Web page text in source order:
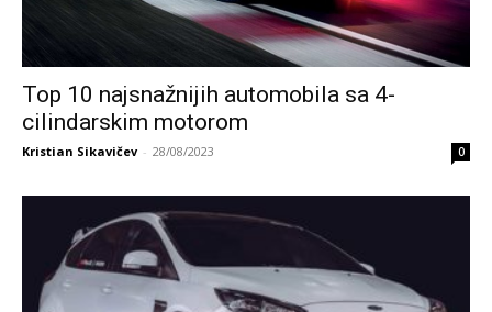
Top 10 najsnažnijih automobila sa 4-
cilindarskim motorom
Kristian Sikavičev - 28/08/2023 0